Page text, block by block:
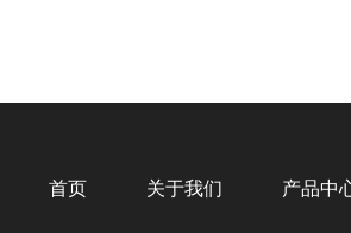
首页 关于我们 产品中